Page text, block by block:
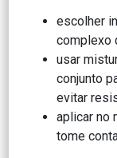
escolher
complexo
usar
conjunto
evitar
aplicar no
tome